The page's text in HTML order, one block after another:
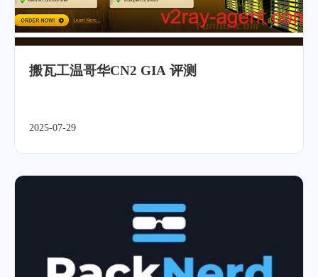
搬瓦工温哥华CN2 GIA 评测
2025-07-29